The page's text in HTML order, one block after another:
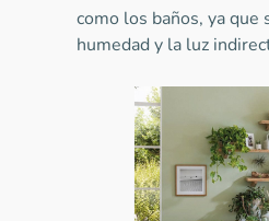
como los baños, ya que
humedad y la luz